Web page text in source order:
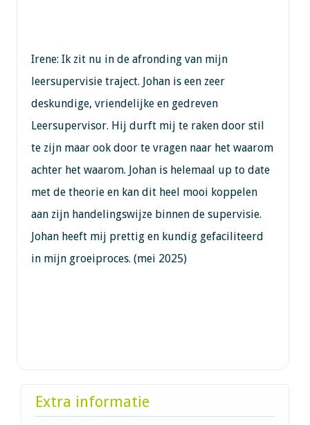
Irene: Ik zit nu in de afronding van mijn
leersupervisie traject. Johan is een zeer
deskundige, vriendelijke en gedreven
Leersupervisor. Hij durft mij te raken door stil
te zijn maar ook door te vragen naar het waarom
achter het waarom. Johan is helemaal up to date
met de theorie en kan dit heel mooi koppelen
aan zijn handelingswijze binnen de supervisie.
Johan heeft mij prettig en kundig gefaciliteerd
in mijn groeiproces. (mei 2025)
Extra informatie